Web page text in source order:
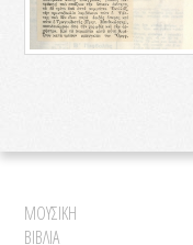
ΜΟΥΣΙΚΗ
ΒΙΒΛΙΑ